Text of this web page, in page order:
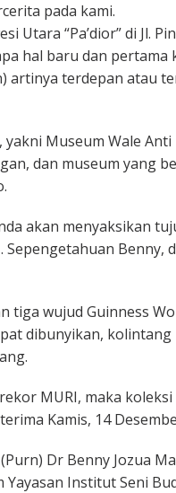
pada kami.
Utara “Pa’dior” di Jl.
hal baru dan pertama
artinya terdepan atau
yakni Museum Wale
dan museum yang
akan menyaksikan
Sepengetahuan Benny,
tiga wujud Guinness
dibunyikan,
MURI, maka koleksi
Kamis, 14
Dr Benny Jozua
Institut Seni